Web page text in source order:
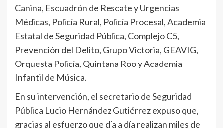
Canina, Escuadrón de Rescate y Urgencias
Médicas, Policía Rural, Policía Procesal, Academia
Estatal de Seguridad Pública, Complejo C5,
Prevención del Delito, Grupo Victoria, GEAVIG,
Orquesta Policía, Quintana Roo y Academia
Infantil de Música.
En su intervención, el secretario de Seguridad
Pública Lucio Hernández Gutiérrez expuso que,
gracias al esfuerzo que día a día realizan miles de